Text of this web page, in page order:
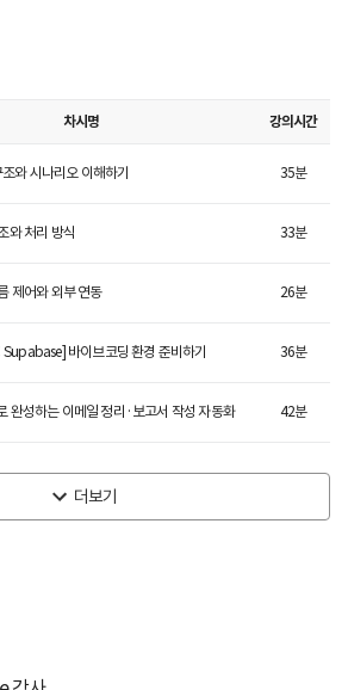
차시명 강의시간
와 시나리오 이해하기 35분
와 처리 방식 33분
제어와 외부 연동 26분
바이브코딩 환경 준비하기 36분
완성하는 이메일 정리·보고서 작성 자동화 42분
더보기